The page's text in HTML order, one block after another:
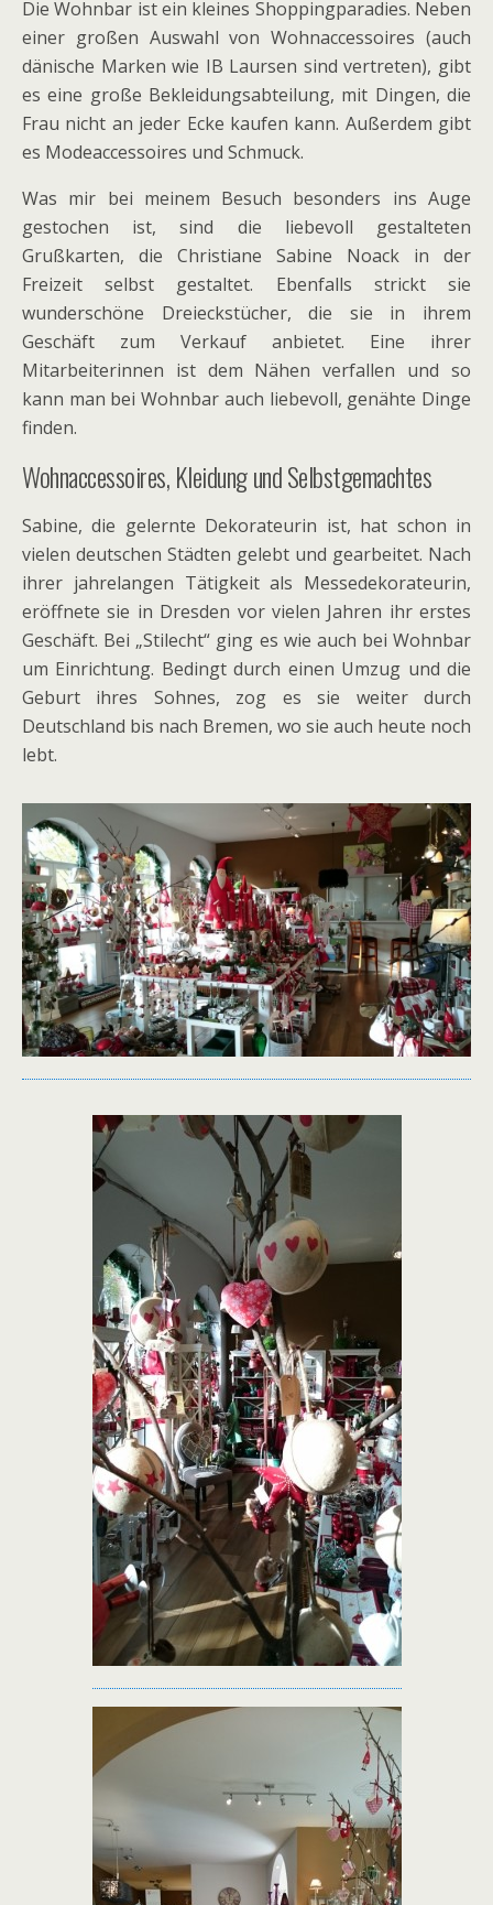
Die Wohnbar ist ein kleines Shoppingparadies. Neben
einer großen Auswahl von Wohnaccessoires (auch
dänische Marken wie IB Laursen sind vertreten), gibt
es eine große Bekleidungsabteilung, mit Dingen, die
Frau nicht an jeder Ecke kaufen kann. Außerdem gibt
es Modeaccessoires und Schmuck.
Was mir bei meinem Besuch besonders ins Auge
gestochen ist, sind die liebevoll gestalteten
Grußkarten, die Christiane Sabine Noack in der
Freizeit selbst gestaltet. Ebenfalls strickt sie
wunderschöne Dreieckstücher, die sie in ihrem
Geschäft zum Verkauf anbietet. Eine ihrer
Mitarbeiterinnen ist dem Nähen verfallen und so
kann man bei Wohnbar auch liebevoll, genähte Dinge
finden.
Wohnaccessoires, Kleidung und Selbstgemachtes
Sabine, die gelernte Dekorateurin ist, hat schon in
vielen deutschen Städten gelebt und gearbeitet. Nach
ihrer jahrelangen Tätigkeit als Messedekorateurin,
eröffnete sie in Dresden vor vielen Jahren ihr erstes
Geschäft. Bei „Stilecht“ ging es wie auch bei Wohnbar
um Einrichtung. Bedingt durch einen Umzug und die
Geburt ihres Sohnes, zog es sie weiter durch
Deutschland bis nach Bremen, wo sie auch heute noch
lebt.